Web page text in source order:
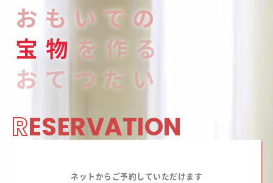
RESERVATION
ネットからご予約していただけます
おもいでの
宝 物 を作る
おてつだい